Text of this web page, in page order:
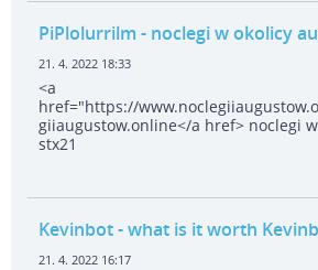
PiPlolurrilm - noclegi w okolicy
21. 4. 2022 18:33
<a
href="https://
giiaugustow.online</a href> noclegi
stx21
Kevinbot- what is it worth
21. 4. 2022 16:17